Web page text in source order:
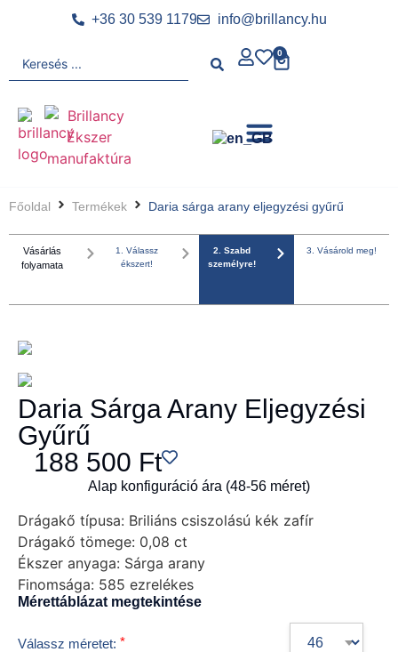
+36 30 539 1179 info@brillancy.hu
0
Főoldal Termékek Daria sárga arany eljegyzési gyűrű
Vásárlás
folyamata
1. Válassz
ékszert!
2. Szabd
személyre!
3. Vásárold meg!
Daria Sárga Arany Eljegyzési
Gyűrű
188 500 Ft
Alap konfiguráció ára (48-56 méret)
Drágakő típusa: Briliáns csiszolású kék zafír
Drágakő tömege: 0,08 ct
Ékszer anyaga: Sárga arany
Finomsága: 585 ezrelékes
Mérettáblázat megtekintése
Válassz méretet: *